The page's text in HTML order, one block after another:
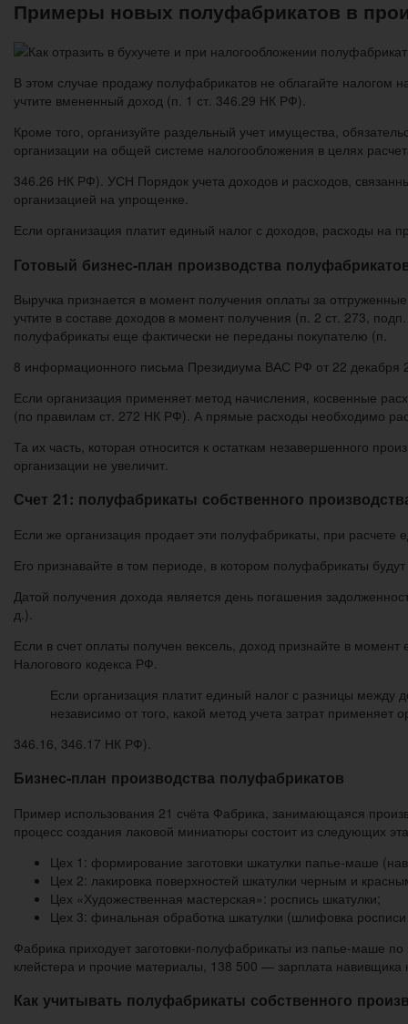
Примеры новых полуфабрикатов в
В этом случае продажу полуфабрикатов не облагайте
учтите вмененный доход (п. 1 ст. 346.29 НК РФ).
Кроме того, организуйте раздельный учет имущества,
организации на общей системе налогообложения в целях
346.26 НК РФ). УСН Порядок учета доходов и расходов,
организацией на упрощенке.
Если организация платит единый налог с доходов, расходы
Готовый бизнес-план производства
Выручка признается в момент получения оплаты за
учтите в составе доходов в момент получения (п. 2 ст. 273,
полуфабрикаты еще фактически не переданы покупателю (п.
8 информационного письма Президиума ВАС РФ от 22 декабря
Если организация применяет метод начисления, косвенные
(по правилам ст. 272 НК РФ). А прямые расходы необходимо
Та их часть, которая относится к остаткам незавершенного
организации не увеличит.
Счет 21: полуфабрикаты собственного
Если же организация продает эти полуфабрикаты, при расчете
Его признавайте в том периоде, в котором полуфабрикаты
Датой получения дохода является день погашения
д.).
Если в счет оплаты получен вексель, доход признайте в
Налогового кодекса РФ.
Если организация платит единый налог с разницы между
независимо от того, какой метод учета затрат
346.16, 346.17 НК РФ).
Бизнес-план производства полуфабрикатов
Пример использования 21 счёта Фабрика, занимающаяся
процесс создания лаковой миниатюры состоит из следующих
Цех 1: формирование заготовки шкатулки папье-маше
Цех 2: лакировка поверхностей шкатулки черным и
Цех «Художественная мастерская»: роспись шкатулки;
Цех 3: финальная обработка шкатулки (шлифовка
Фабрика приходует заготовки-полуфабрикаты из папье-маше
клейстера и прочие материалы, 138 500 — зарплата
Как учитывать полуфабрикаты собственного